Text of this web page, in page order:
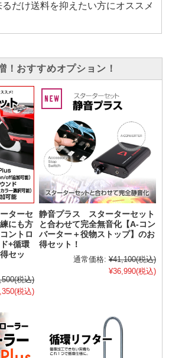
だけ送料を抑えたい方にオススメ
！おすすめオプション！
ターセ
にも方
ントロ
+循環
セッ
(税込)
(税込)
静音プラス スターターセット
と合わせて完全無音化【A-コン
バーター＋役物ストップ】のお
得セット！
通常価格: ¥41,100(税込)
¥36,990(税込)